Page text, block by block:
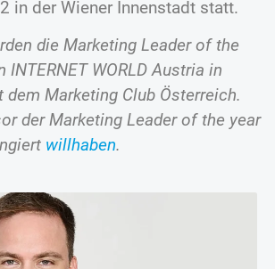
in der Wiener Innenstadt statt.
die Marketing Leader of the
INTERNET WORLD Austria in
Marketing Club Österreich.
der Marketing Leader of the year
willhaben.